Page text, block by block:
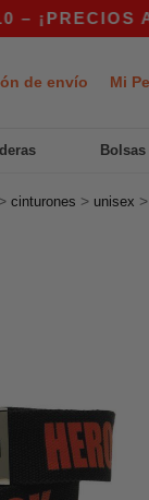
AÚN
de envío Mi
Bolsas
> cinturones > unisex >